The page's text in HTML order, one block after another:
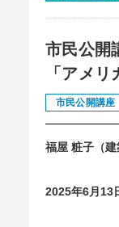
市民公開
「アメ
市民公開講座
福屋 粧子（建
2025年6月13